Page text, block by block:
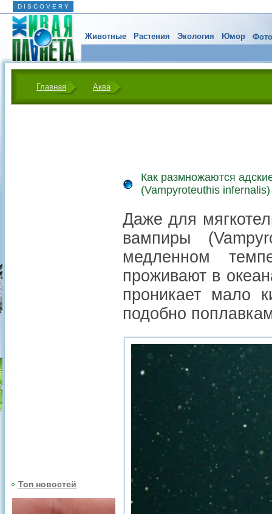
D I S C O V E R Y
Животные Растения Экология Юмор
Главная Аква
Топ новостей
Как размножаются
(Vampyroteuthis infernalis)
Даже для
вампиры
медленном
проживают в
проникает мало
подобно